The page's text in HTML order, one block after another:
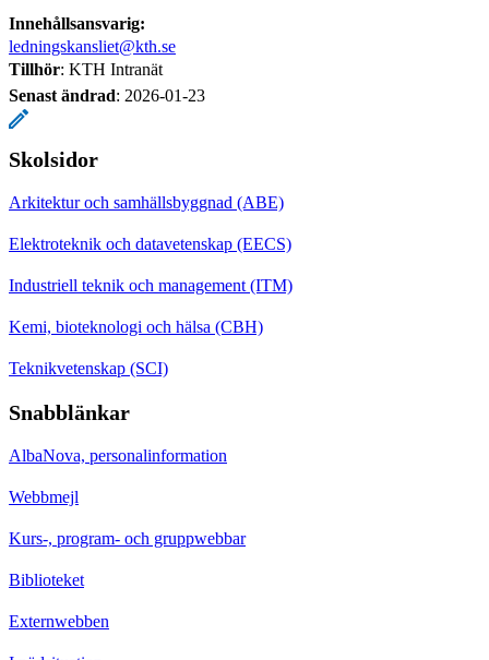
Innehållsansvarig:
ledningskansliet@kth.se
Tillhör: KTH Intranät
Senast ändrad: 2026-01-23
Skolsidor
Arkitektur och samhällsbyggnad (ABE)
Elektroteknik och datavetenskap (EECS)
Industriell teknik och management (ITM)
Kemi, bioteknologi och hälsa (CBH)
Teknikvetenskap (SCI)
Snabblänkar
AlbaNova, personalinformation
Webbmejl
Kurs-, program- och gruppwebbar
Biblioteket
Externwebben